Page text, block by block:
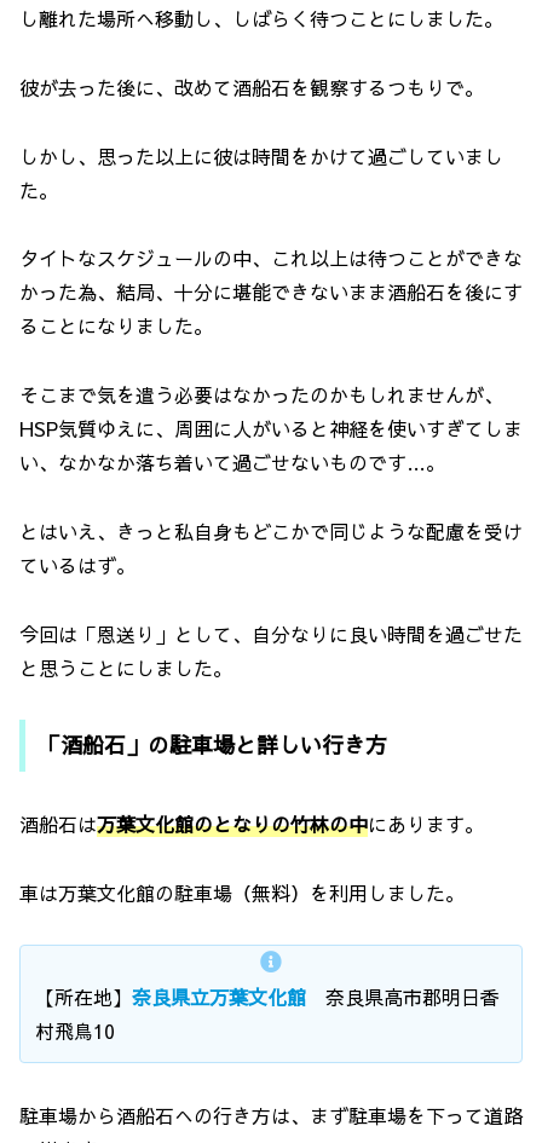
し離れた場所へ移動し、しばらく待つことにしました。
彼が去った後に、改めて酒船石を観察するつもりで。
しかし、思った以上に彼は時間をかけて過ごしていまし
た。
タイトなスケジュールの中、これ以上は待つことができな
かった為、結局、十分に堪能できないまま酒船石を後にす
ることになりました。
そこまで気を遣う必要はなかったのかもしれませんが、
HSP気質ゆえに、周囲に人がいると神経を使いすぎてしま
い、なかなか落ち着いて過ごせないものです…。
とはいえ、きっと私自身もどこかで同じような配慮を受け
ているはず。
今回は「恩送り」として、自分なりに良い時間を過ごせた
と思うことにしました。
「酒船石」の駐車場と詳しい行き方
酒船石は万葉文化館のとなりの竹林の中にあります。
車は万葉文化館の駐車場（無料）を利用しました。
【所在地】 奈良県立万葉文化館 奈良県高市郡明日香
村飛鳥10
駐車場から酒船石への行き方は、まず駐車場を下って道路